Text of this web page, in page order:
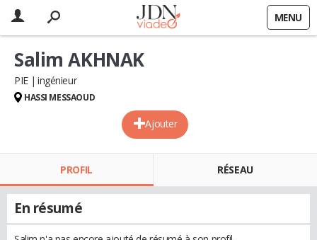
MENU
Ajouter
Salim AKHNAK
PIE ingénieur
HASSI MESSAOUD
PROFIL RÉSEAU
En résumé